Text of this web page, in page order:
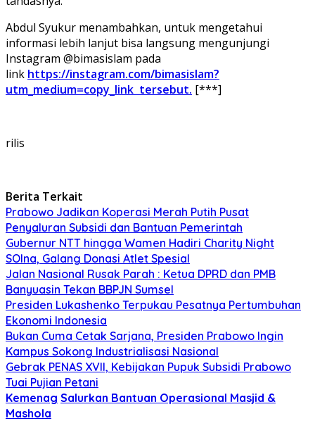
Abdul Syukur menambahkan, untuk mengetahui
informasi lebih lanjut bisa langsung mengunjungi
Instagram @bimasislam pada
link https://instagram.com/bimasislam?
utm_medium=copy_link tersebut. [***]
rilis
Berita Terkait
Prabowo Jadikan Koperasi Merah Putih Pusat
Penyaluran Subsidi dan Bantuan Pemerintah
Gubernur NTT hingga Wamen Hadiri Charity Night
SOIna, Galang Donasi Atlet Spesial
Jalan Nasional Rusak Parah : Ketua DPRD dan PMB
Banyuasin Tekan BBPJN Sumsel
Presiden Lukashenko Terpukau Pesatnya Pertumbuhan
Ekonomi Indonesia
Bukan Cuma Cetak Sarjana, Presiden Prabowo Ingin
Kampus Sokong Industrialisasi Nasional
Gebrak PENAS XVII, Kebijakan Pupuk Subsidi Prabowo
Tuai Pujian Petani
Kemenag Salurkan Bantuan Operasional Masjid &
Mashola